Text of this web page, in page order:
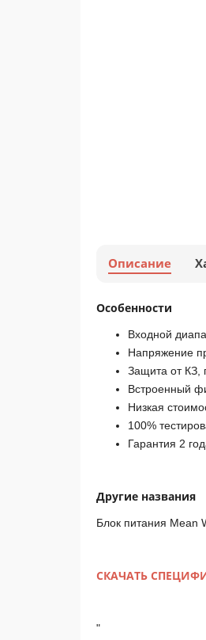
Описание
Особенности
Входной
Напряжение
Защита от КЗ,
Встроенный
Низкая
100%
Гарантия 2
Другие названия
Блок питания Mean
СКАЧАТЬ
"